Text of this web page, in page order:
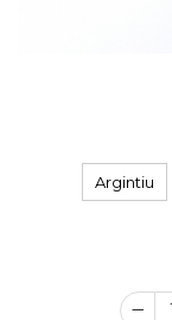
Argintiu